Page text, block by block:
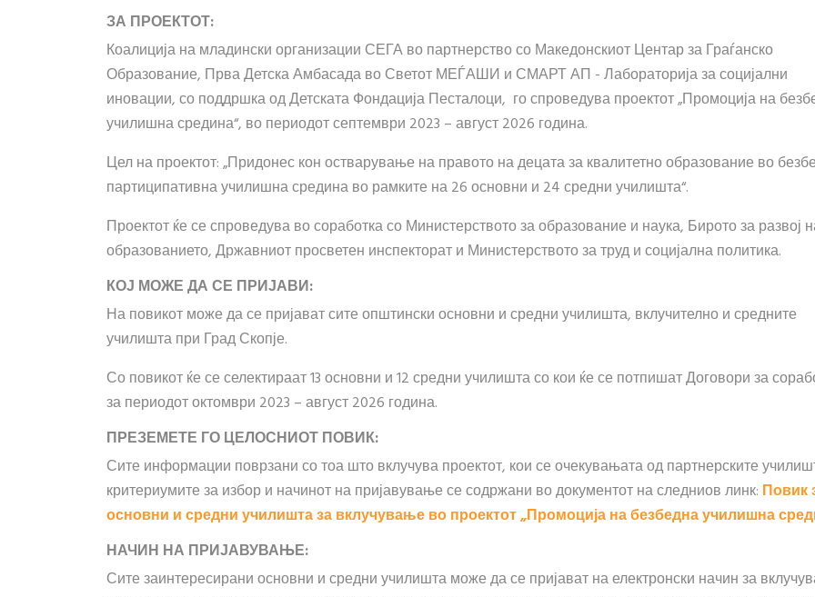
ЗА ПРОЕКТОТ:
Коалиција на младински организации СЕГА во партнерство со Македонскиот Центар за Граѓанско
Образование, Прва Детска Амбасада во Светот МЕЃАШИ и СМАРТ АП - Лабораторија за социјални
иновации, со поддршка од Детската Фондација Песталоци, го спроведува проектот „Промоција на
училишна средина“, во периодот септември 2023 – август 2026 година.
Цел на проектот: „Придонес кон остварување на правото на децата за квалитетно образование во
партиципативна училишна средина во рамките на 26 основни и 24 средни училишта“.
Проектот ќе се спроведува во соработка со Министерството за образование и наука, Бирото за развој
образованието, Државниот просветен инспекторат и Министерството за труд и социјална политика.
КОЈ МОЖЕ ДА СЕ ПРИЈАВИ:
На повикот може да се пријават сите општински основни и средни училишта, вклучително и средните
училишта при Град Скопје.
Со повикот ќе се селектираат 13 основни и 12 средни училишта со кои ќе се потпишат Договори за
за периодот октомври 2023 – август 2026 година.
ПРЕЗЕМЕТЕ ГО ЦЕЛОСНИОТ ПОВИК:
Сите информации поврзани со тоа што вклучува проектот, кои се очекувањата од партнерските
критериумите за избор и начинот на пријавување се содржани во документот на следниов линк: Повик
основни и средни училишта за вклучување во проектот „Промоција на безбедна училишна
НАЧИН НА ПРИЈАВУВАЊЕ:
Сите заинтересирани основни и средни училишта може да се пријават на електронски начин за